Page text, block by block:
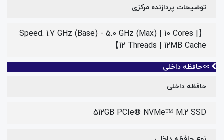
توضیحات پردازنده مرکزی
【Speed: 1.7 GHz (Base) - 5.0 GHz (Max) | 10 Cores |
12 Threads | 12MB Cache】
>>حافظه داخلی
حافظه داخلی
512GB PCIe® NVMe™ M.2 SSD